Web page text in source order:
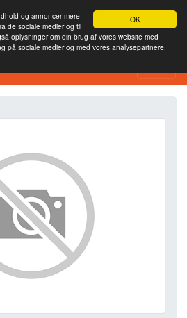
OK
og annoncer mere
de sociale medier og til
oplysninger om din brug af vores website med
på sociale medier og med vores analysepartnere.